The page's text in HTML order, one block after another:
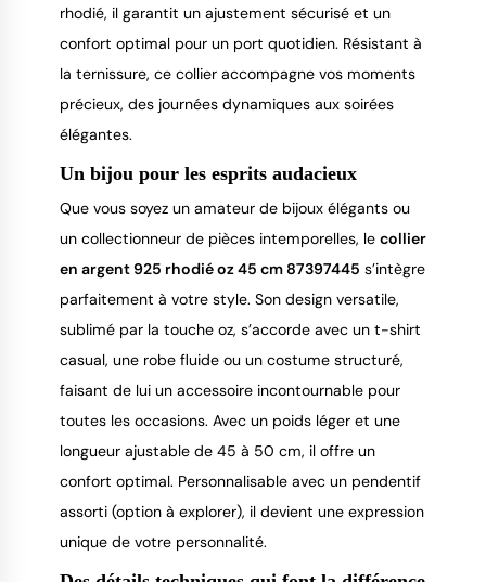
rhodié, il garantit un ajustement sécurisé et un
confort optimal pour un port quotidien. Résistant à
la ternissure, ce collier accompagne vos moments
précieux, des journées dynamiques aux soirées
élégantes.
Un bijou pour les esprits audacieux
Que vous soyez un amateur de bijoux élégants ou
un collectionneur de pièces intemporelles, le collier
en argent 925 rhodié oz 45 cm 87397445 s’intègre
parfaitement à votre style. Son design versatile,
sublimé par la touche oz, s’accorde avec un t-shirt
casual, une robe fluide ou un costume structuré,
faisant de lui un accessoire incontournable pour
toutes les occasions. Avec un poids léger et une
longueur ajustable de 45 à 50 cm, il offre un
confort optimal. Personnalisable avec un pendentif
assorti (option à explorer), il devient une expression
unique de votre personnalité.